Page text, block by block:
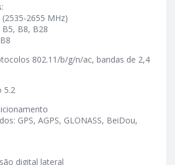
2655 MHz)
B5, B8, B28
802.11/b/g/n/ac, bandas de 2,4
5.2
GPS, AGPS, GLONASS, BeiDou,
digital lateral